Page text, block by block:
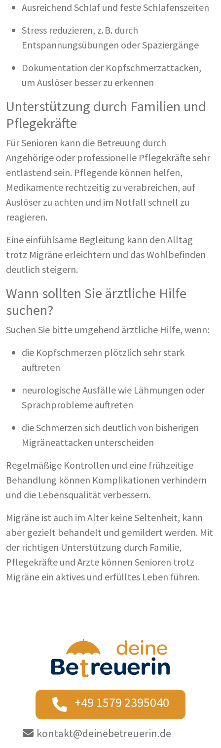
Ausreichend Schlaf und feste Schlafenszeiten
Stress reduzieren, z. B. durch
Entspannungsübungen oder Spaziergänge
Dokumentation der Kopfschmerzattacken,
um Auslöser besser zu erkennen
Unterstützung durch Familien und
Pflegekräfte
Für Senioren kann die Betreuung durch
Angehörige oder professionelle Pflegekräfte sehr
entlastend sein. Pflegende können helfen,
Medikamente rechtzeitig zu verabreichen, auf
Auslöser zu achten und im Notfall schnell zu
reagieren.
Eine einfühlsame Begleitung kann den Alltag
trotz Migräne erleichtern und das Wohlbefinden
deutlich steigern.
Wann sollten Sie ärztliche Hilfe
suchen?
Suchen Sie bitte umgehend ärztliche Hilfe, wenn:
die Kopfschmerzen plötzlich sehr stark
auftreten
neurologische Ausfälle wie Lähmungen oder
Sprachprobleme auftreten
die Schmerzen sich deutlich von bisherigen
Migräneattacken unterscheiden
Regelmäßige Kontrollen und eine frühzeitige
Behandlung können Komplikationen verhindern
und die Lebensqualität verbessern.
Migräne ist auch im Alter keine Seltenheit, kann
aber gezielt behandelt und gemildert werden. Mit
der richtigen Unterstützung durch Familie,
Pflegekräfte und Ärzte können Senioren trotz
Migräne ein aktives und erfülltes Leben führen.
+49 1579 2395040
kontakt@deinebetreuerin.de